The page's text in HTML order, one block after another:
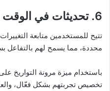
6. تحديثات في الوقت الحقيقي
تتيح للمستخدمين متابعة
محددة، مما يسمح لهم بالتفاعل
باستخدام ميزة مرونة التواريخ
تخصيص تجربتهم بشكل فعّال،